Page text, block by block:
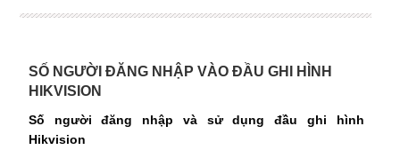
SỐ NGƯỜI ĐĂNG NHẬP VÀO ĐẦU GHI HÌNH
HIKVISION
Số người đăng nhập và sử dụng đầu ghi hình
Hikvision